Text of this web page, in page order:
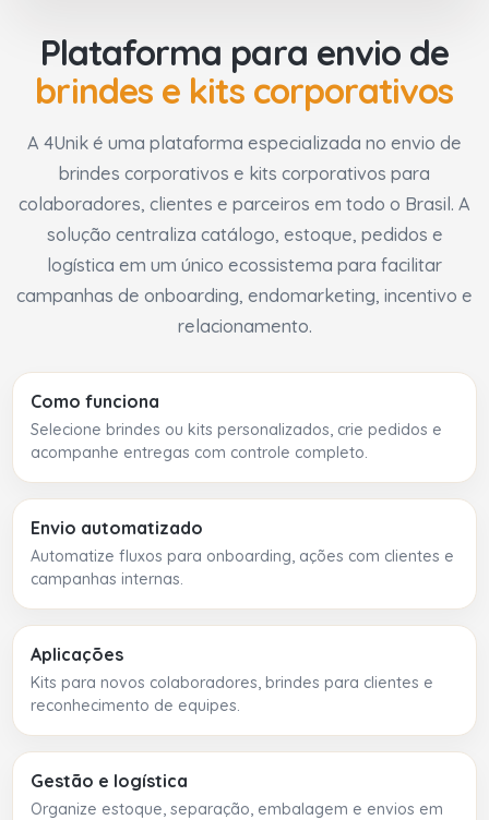
Plataforma para envio de
brindes e kits corporativos
A 4Unik é uma plataforma especializada no envio de
brindes corporativos e kits corporativos para
colaboradores, clientes e parceiros em todo o Brasil. A
solução centraliza catálogo, estoque, pedidos e
logística em um único ecossistema para facilitar
campanhas de onboarding, endomarketing, incentivo e
relacionamento.
Como funciona
Selecione brindes ou kits personalizados, crie pedidos e
acompanhe entregas com controle completo.
Envio automatizado
Automatize fluxos para onboarding, ações com clientes e
campanhas internas.
Aplicações
Kits para novos colaboradores, brindes para clientes e
reconhecimento de equipes.
Gestão e logística
Organize estoque, separação, embalagem e envios em